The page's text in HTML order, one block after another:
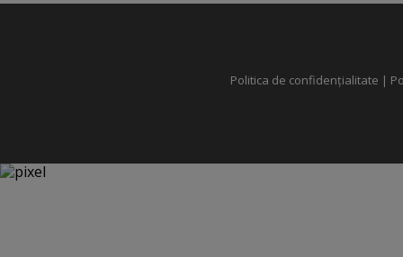
Politica de confidențialitate |